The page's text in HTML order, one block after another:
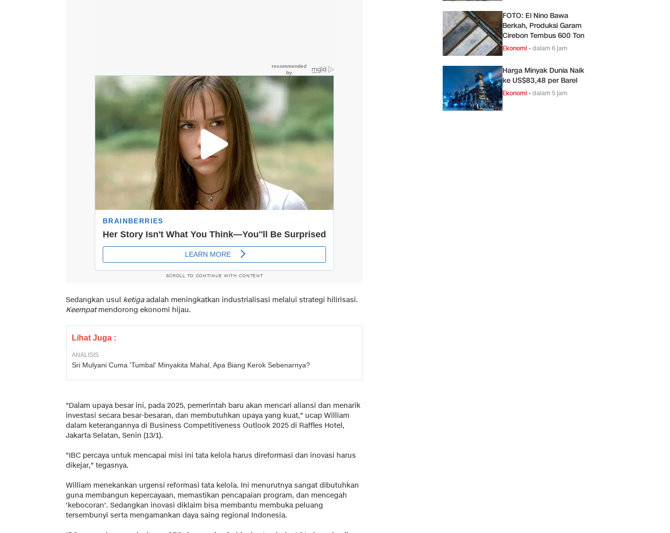
SCROLL TO CONTINUE WITH CONTENT
Sedangkan usul ketigaadalah meningkatkan industrialisasi melalui strategi hilirisasi.
Keempatmendorong ekonomi hijau.
Lihat Juga :
ANALISIS
Sri Mulyani Cuma 'Tumbal' Minyakita Mahal, Apa Biang Kerok Sebenarnya?
"Dalam upaya besar ini, pada 2025, pemerintah baru akan mencari aliansi dan menarik
investasi secara besar-besaran, dan membutuhkan upaya yang kuat," ucap William
dalam keterangannya di Business Competitiveness Outlook 2025 di Raffles Hotel,
Jakarta Selatan, Senin (13/1).
"IBC percaya untuk mencapai misi ini tata kelola harus direformasi dan inovasi harus
dikejar," tegasnya.
William menekankan urgensi reformasi tata kelola. Ini menurutnya sangat dibutuhkan
guna membangun kepercayaan, memastikan pencapaian program, dan mencegah
'kebocoran'. Sedangkan inovasi diklaim bisa membantu membuka peluang
tersembunyi serta mengamankan daya saing regional Indonesia.
FOTO: El Nino Bawa
Berkah, Produksi Garam
Cirebon Tembus 600 Ton
Ekonomi •dalam 6 jam
Harga Minyak Dunia Naik
ke US$83,48 per Barel
Ekonomi •dalam 5 jam